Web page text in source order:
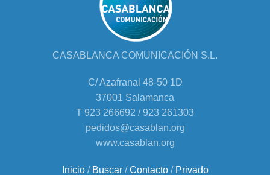
CASABLANCA COMUNICACIÓN S.L.
C/ Azafranal 48-50 1D
37001 Salamanca
T 923 266692 / 923 261303
pedidos@casablan.org
www.casablan.org
Inicio/ Buscar/Contacto/ Privado